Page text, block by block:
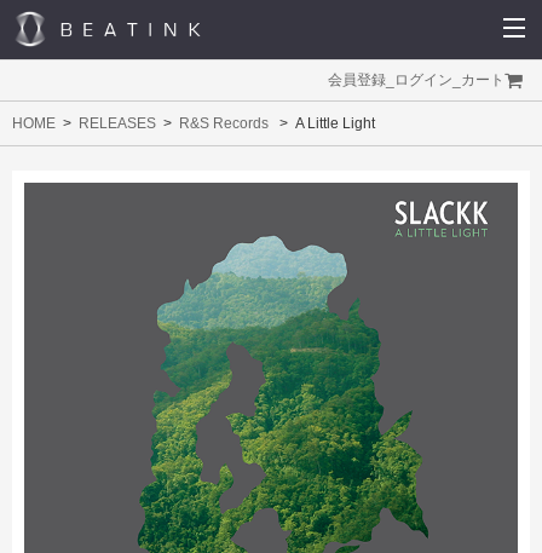
会員登録 ログイン カート
HOME RELEASES R&S Records A Little Light